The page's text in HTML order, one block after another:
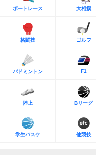
ボートレース 大相撲
格闘技 ゴルフ
バドミントン F1
陸上 Bリーグ
学生バスケ 他競技